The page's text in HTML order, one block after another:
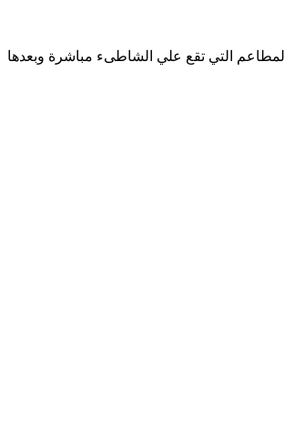
التي تقع علي الشاطىء مباشرة وبعدها